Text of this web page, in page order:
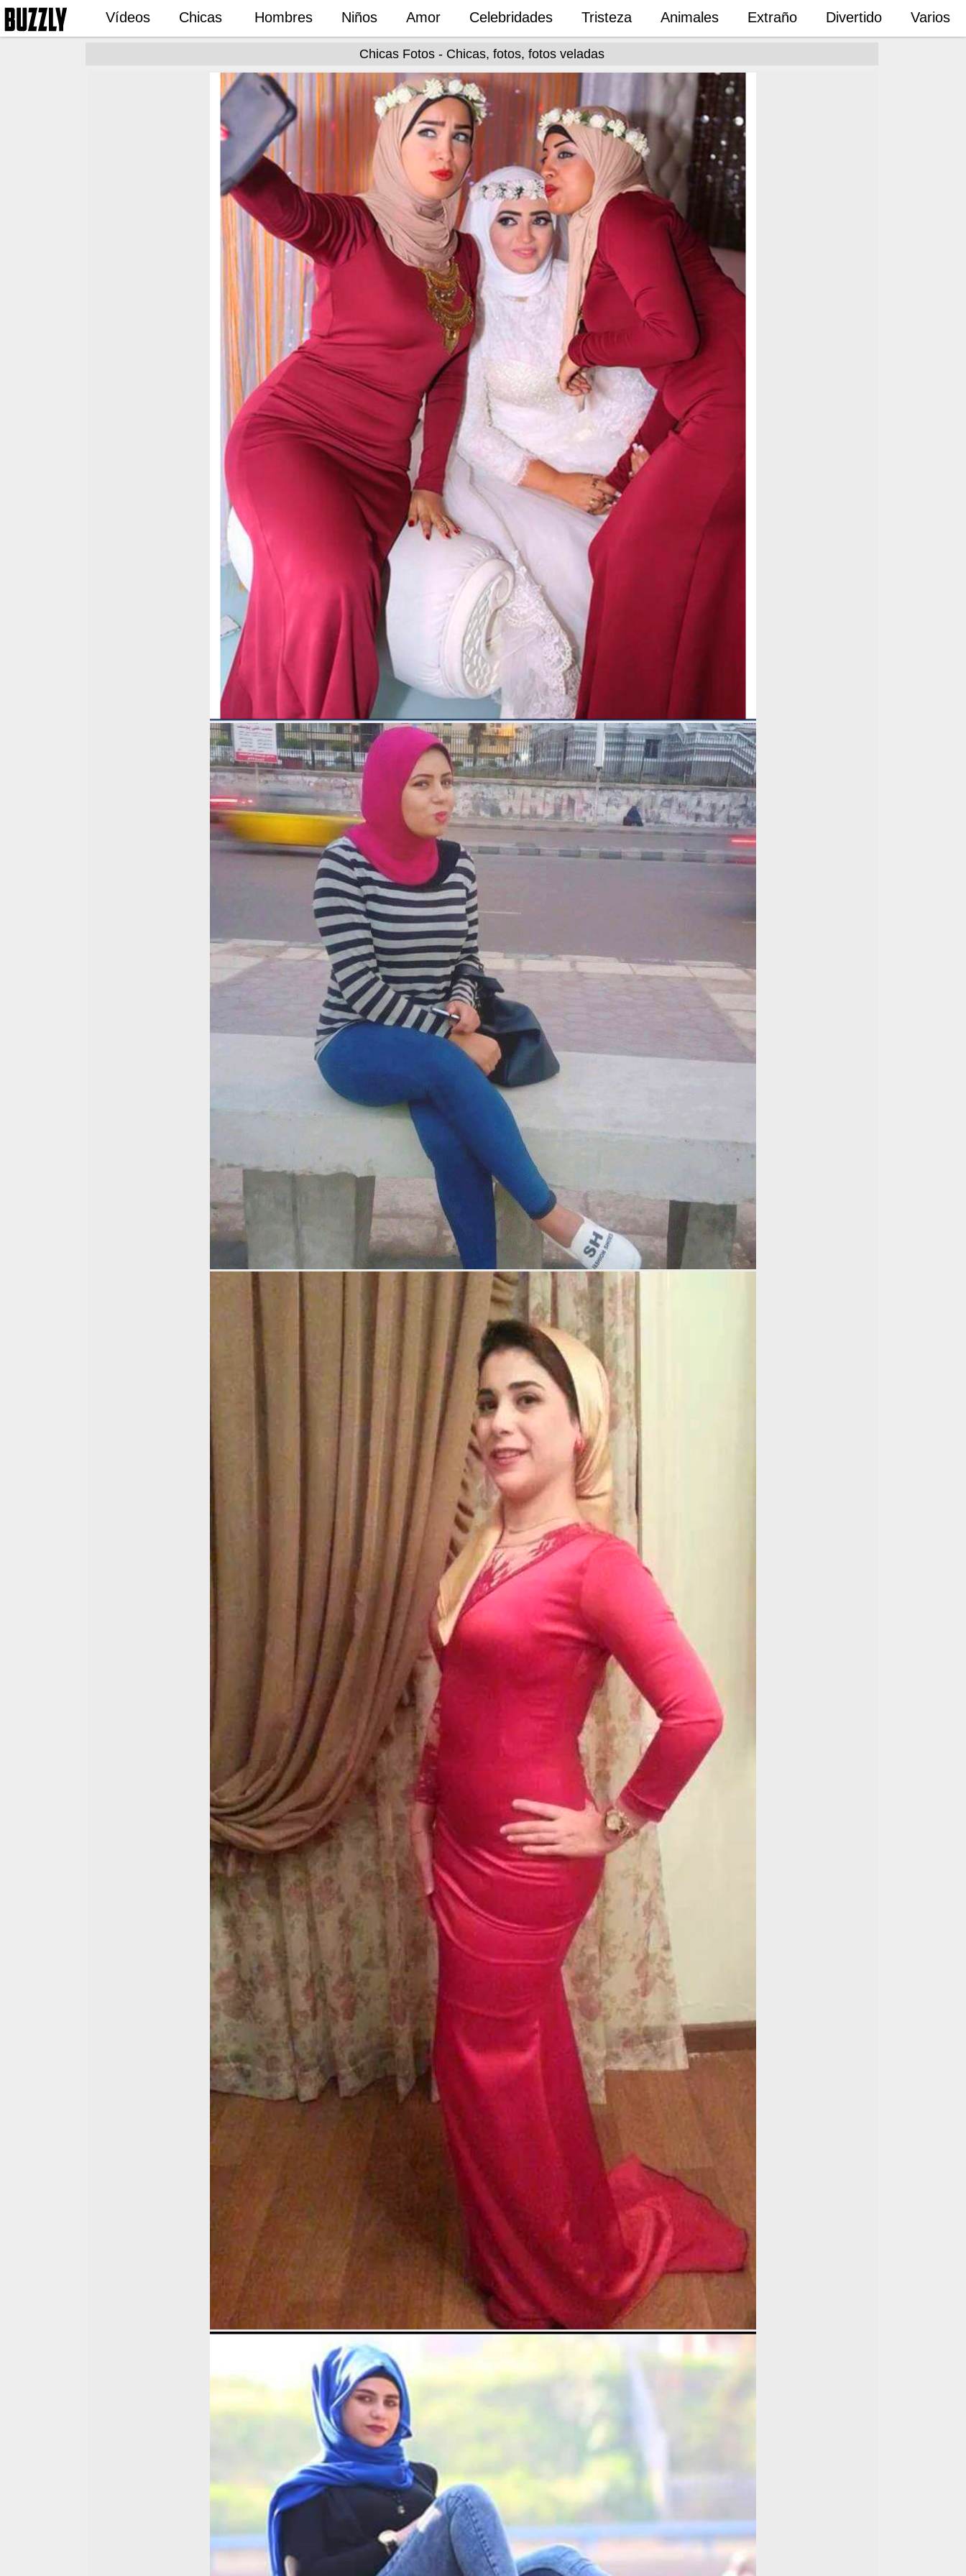
Vídeos Chicas Hombres Niños Amor Celebridades Tristeza Animales Extraño Divertido Varios
Chicas Fotos - Chicas, fotos, fotos veladas